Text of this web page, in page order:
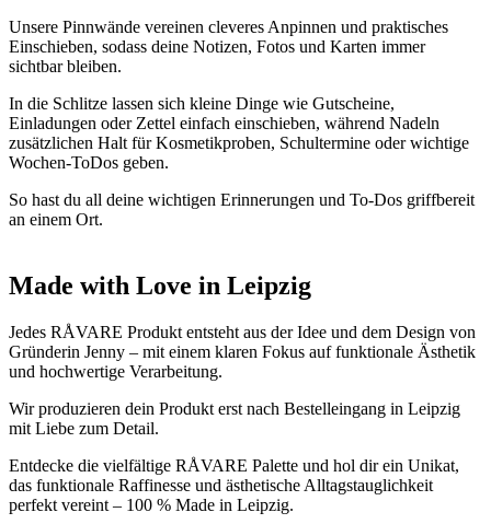
Unsere Pinnwände vereinen cleveres Anpinnen und praktisches
Einschieben, sodass deine Notizen, Fotos und Karten immer
sichtbar bleiben.
In die Schlitze lassen sich kleine Dinge wie Gutscheine,
Einladungen oder Zettel einfach einschieben, während Nadeln
zusätzlichen Halt für Kosmetikproben, Schultermine oder wichtige
Wochen-ToDos geben.
So hast du all deine wichtigen Erinnerungen und To-Dos griffbereit
an einem Ort.
Made with Love in Leipzig
Jedes RÅVARE Produkt entsteht aus der Idee und dem Design von
Gründerin Jenny – mit einem klaren Fokus auf funktionale Ästhetik
und hochwertige Verarbeitung.
Wir produzieren dein Produkt erst nach Bestelleingang in Leipzig
mit Liebe zum Detail.
Entdecke die vielfältige RÅVARE Palette und hol dir ein Unikat,
das funktionale Raffinesse und ästhetische Alltagstauglichkeit
perfekt vereint – 100 % Made in Leipzig.